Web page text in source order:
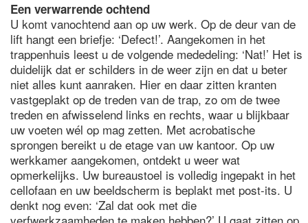
Een verwarrende ochtend
U komt vanochtend aan op uw werk. Op de deur van de
lift hangt een briefje: ‘Defect!’. Aangekomen in het
trappenhuis leest u de volgende mededeling: ‘Nat!’ Het is
duidelijk dat er schilders in de weer zijn en dat u beter
niet alles kunt aanraken. Hier en daar zitten kranten
vastgeplakt op de treden van de trap, zo om de twee
treden en afwisselend links en rechts, waar u blijkbaar
uw voeten wél op mag zetten. Met acrobatische
sprongen bereikt u de etage van uw kantoor. Op uw
werkkamer aangekomen, ontdekt u weer wat
opmerkelijks. Uw bureaustoel is volledig ingepakt in het
cellofaan en uw beeldscherm is beplakt met post-its. U
denkt nog even: ‘Zal dat ook met die